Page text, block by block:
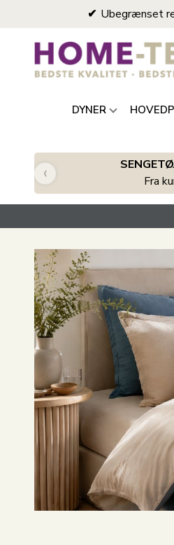
Ubegrænset
DYNER
Fra
‹